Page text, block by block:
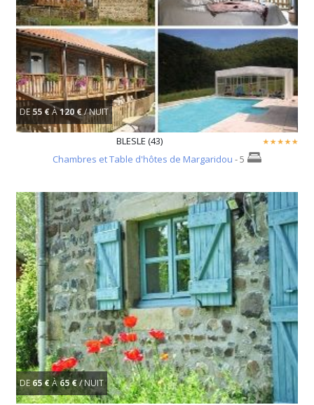
DE55 €À120 €/ NUIT
BLESLE (43)
Chambres et Table d'hôtes de Margaridou - 5
DE 65 €À65 €/ NUIT